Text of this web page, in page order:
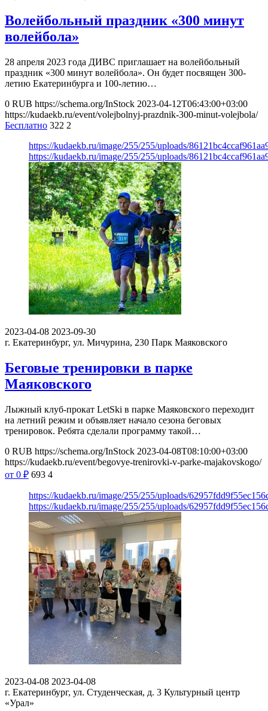
Волейбольный праздник «300 минут
волейбола»
28 апреля 2023 года ДИВС приглашает на волейбольный
праздник «300 минут волейбола». Он будет посвящен 300-
летию Екатеринбурга и 100-летию…
0 RUB https://schema.org/InStock 2023-04-12T06:43:00+03:00
https://kudaekb.ru/event/volejbolnyj-prazdnik-300-minut-volejbola/
Бесплатно 322 2
https://kudaekb.ru/image/255/255/uploads/
https://kudaekb.ru/image/255/255/uploads/
2023-04-08 2023-09-30
г. Екатеринбург, ул. Мичурина, 230 Парк Маяковского
Беговые тренировки в парке
Маяковского
Лыжный клуб-прокат LetSki в парке Маяковского переходит
на летний режим и объявляет начало сезона беговых
тренировок. Ребята сделали программу такой…
0 RUB https://schema.org/InStock 2023-04-08T08:10:00+03:00
https://kudaekb.ru/event/begovye-trenirovki-v-parke-majakovskogo/
от 0 ₽ 693 4
https://kudaekb.ru/image/255/255/uploads/
https://kudaekb.ru/image/255/255/uploads/
2023-04-08 2023-04-08
г. Екатеринбург, ул. Студенческая, д. 3 Культурный центр
«Урал»